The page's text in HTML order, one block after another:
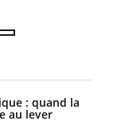
: quand la
au lever